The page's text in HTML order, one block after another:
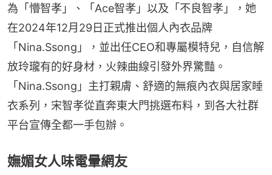
為「懵智孝」、「Ace智孝」以及「不良智孝」，她
在2024年12月29日正式推出個人內衣品牌
「Nina.Ssong」，並出任CEO和專屬模特兒，自信解
放玲瓏有的好身材，火辣曲線引發外界驚豔。
「Nina.Ssong」主打親膚、舒適的無痕內衣與居家睡
衣系列，宋智孝從直奔東大門挑選布料，到各大社群
平台宣傳全都一手包辦。
嫵媚女人味電暈網友